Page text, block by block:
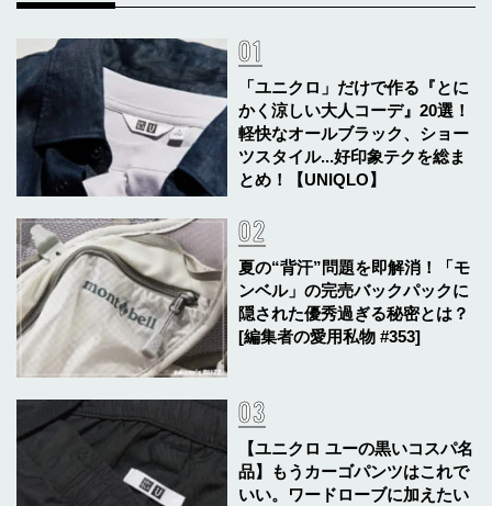
「ユニクロ」だけで作る『とに
かく涼しい大人コーデ』20選！
軽快なオールブラック、ショー
ツスタイル...好印象テクを総ま
とめ！【UNIQLO】
夏の“背汗”問題を即解消！「モ
ンベル」の完売バックパックに
隠された優秀過ぎる秘密とは？
[編集者の愛用私物 #353]
【ユニクロ ユーの黒いコスパ名
品】もうカーゴパンツはこれで
いい。ワードローブに加えたい